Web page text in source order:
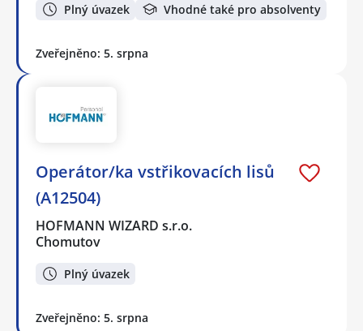
Plný úvazek Vhodné také pro absolventy
Zveřejněno: 5. srpna
Operátor/ka vstřikovacích lisů
(A12504)
HOFMANN WIZARD s.r.o.
Chomutov
Plný úvazek
Zveřejněno: 5. srpna